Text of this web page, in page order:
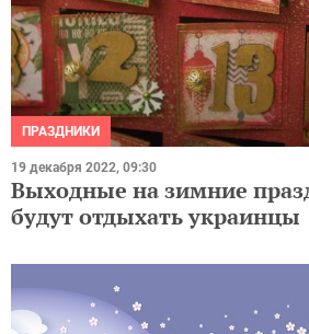
ПРАЗДНИКИ
19 декабря 2022, 09:30
Выходные на зимние
будут отдыхать украинцы